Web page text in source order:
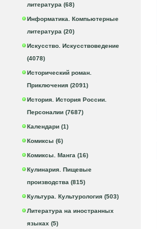
литература (68)
Информатика. Компьютерные
литература (20)
Искусство. Искусствоведение
(4078)
Исторический роман.
Приключения (2091)
История. История России.
Персоналии (7687)
Календари (1)
Комиксы (6)
Комиксы. Манга (16)
Кулинария. Пищевые
производства (815)
Культура. Культурология (503)
Литература на иностранных
языках (5)